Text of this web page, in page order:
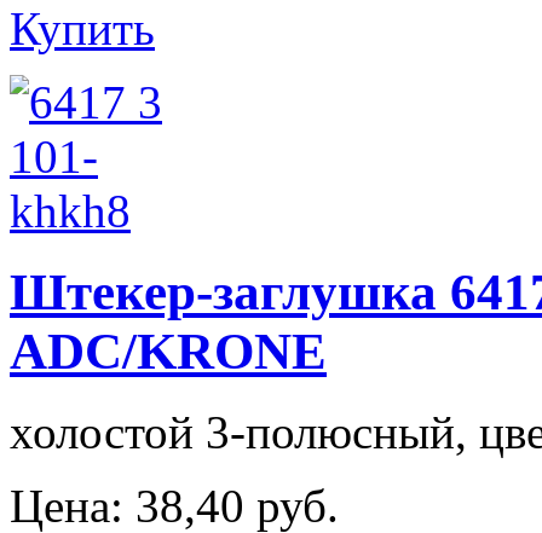
Купить
Штекер-заглушка
ADC/KRONE
холостой 3-полюсный,
Цена: 38,40 руб.